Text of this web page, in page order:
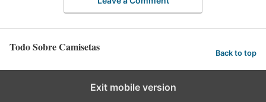
Todo Sobre Camisetas Back to top
Exit mobile version